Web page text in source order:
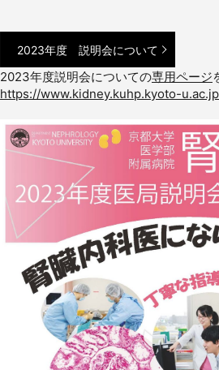
2023年度 説明会について
2023年度説明会についての専用ページ
https://www.kidney.kuhp.kyoto-